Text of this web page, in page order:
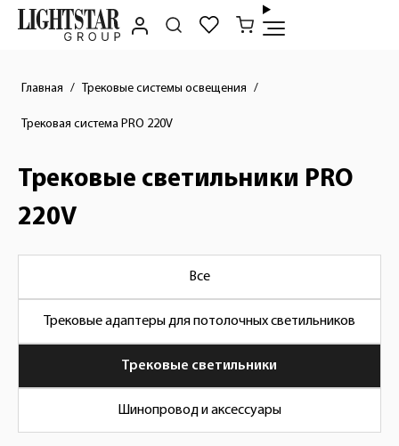
Главная Трековые системы освещения
Трековая система PRO 220V
Трековые светильники PRO
220V
Все
Трековые адаптеры для потолочных светильников
Трековые светильники
Шинопровод и аксессуары